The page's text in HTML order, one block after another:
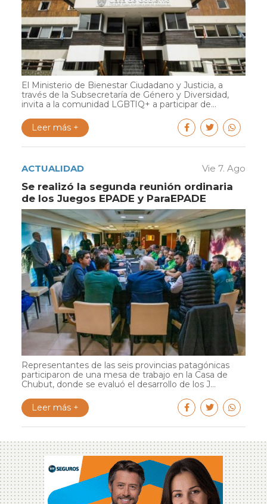
El Ministerio de Bienestar Ciudadano y Justicia, a
través de la Subsecretaría de Género y Diversidad,
invita a la comunidad LGBTIQ+ a participar de...
Leer más +
ACTUALIDAD Vie 7. Ago
Se realizó la segunda reunión ordinaria
de los Juegos EPADE y ParaEPADE
Representantes de las seis provincias patagónicas
participaron de una mesa de trabajo en la Casa de
Chubut, donde se evaluó el desarrollo de los J...
Leer más +